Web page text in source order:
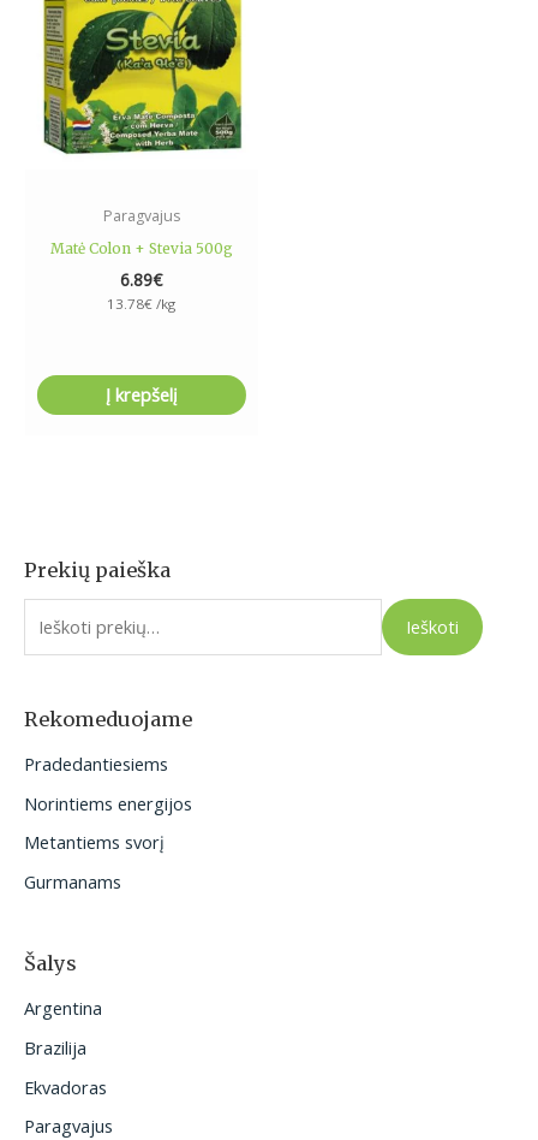
Prekių paieška
I
e
o
:
Ieškoti
Rekomeduojame
Pradedantiesiems
Norintiems energijos
Metantiems svorį
Gurmanams
Šalys
Argentina
Brazilija
Ekvadoras
Paragvajus
Paragvajus
Matė Colon + Stevia 500g
6.89€
13.78€ /kg
Į krepšelį